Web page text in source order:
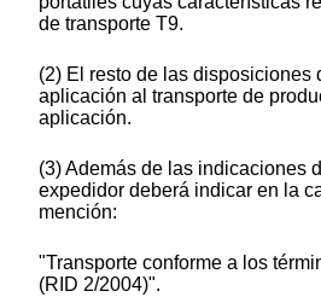
de transporte T9.
(2) El resto de las disposiciones
aplicación al transporte de
aplicación.
(3) Además de las indicaciones
expedidor deberá indicar en la
mención:
"Transporte conforme a los
(RID 2/2004)".